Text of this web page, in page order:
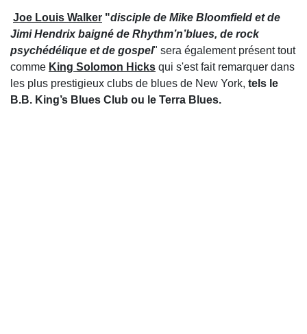
Joe Louis Walker "disciple de Mike Bloomfield et de
Jimi Hendrix baigné de Rhythm’n’blues, de rock
psychédélique et de gospel" sera également présent tout
comme King Solomon Hicks qui s'est fait remarquer dans
les plus prestigieux clubs de blues de New York, tels le
B.B. King’s Blues Club ou le Terra Blues.